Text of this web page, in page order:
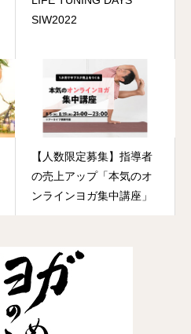
SIW2022
【人数限定募集】指導者
の売上アップ「本気のオ
ンラインヨガ集中講座」